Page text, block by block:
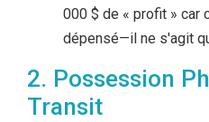
000 $ de « profit » car
dépensé—il ne s'agit
2. Possession
Transit